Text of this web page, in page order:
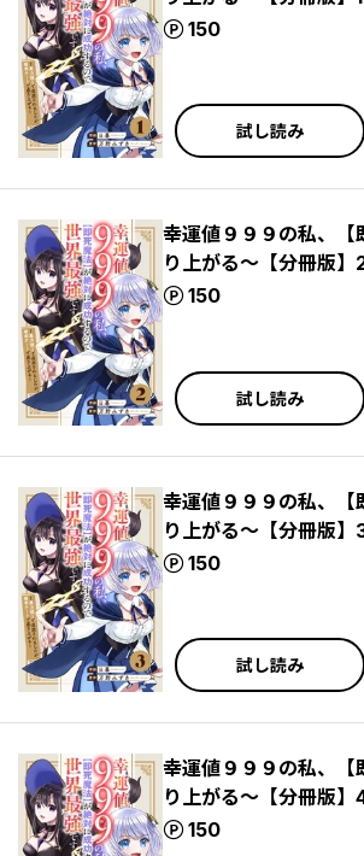
150
ポイント
試し読み
幸運値９９９の私、【
り上がる～【分冊版】
150
ポイント
試し読み
幸運値９９９の私、【
り上がる～【分冊版】
150
ポイント
試し読み
幸運値９９９の私、【
り上がる～【分冊版】
150
ポイント